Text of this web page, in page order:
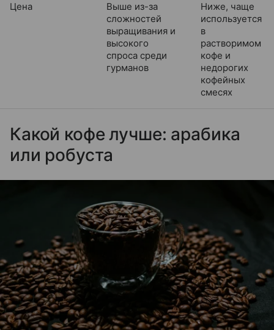
Цена
Выше из-за
сложностей
выращивания и
высокого
спроса среди
гурманов
Ниже, чаще
используется
в
растворимом
кофе и
недорогих
кофейных
смесях
Какой кофе лучше: арабика
или робуста